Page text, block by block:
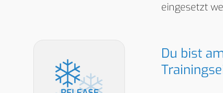
eingesetzt
Du bist